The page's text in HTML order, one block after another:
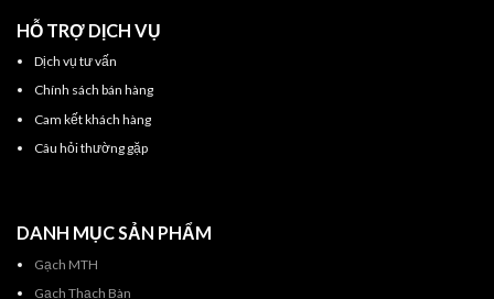
HỖ TRỢ DỊCH VỤ
Dịch vụ tư vấn
Chính sách bán hàng
Cam kết khách hàng
Câu hỏi thường gặp
DANH MỤC SẢN PHẨM
Gạch MTH
Gạch Thạch Bàn